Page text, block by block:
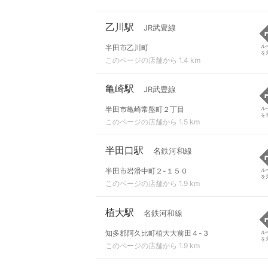
乙川駅 JR武豊線
半田市乙川町
このページの店舗から 1.4 km
ル
を
亀崎駅 JR武豊線
半田市亀崎常盤町２丁目
このページの店舗から 1.5 km
ル
を
半田口駅 名鉄河和線
半田市岩滑中町２-１５０
このページの店舗から 1.9 km
ル
を
植大駅 名鉄河和線
知多郡阿久比町植大大前田４-３
このページの店舗から 1.9 km
ル
を